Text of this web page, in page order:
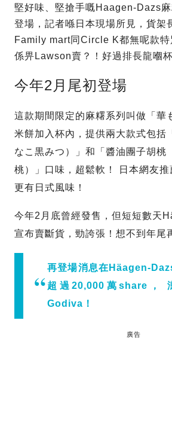
堅好味、堅搶手嘅Haagen-Dazs
登場，記者喺日本現場所見，貨架
Family mart同Circle K都無呢款特
係畀Lawson賣？！ 好過排長龍嗰
今年2月尾初登場
這款期間限定的麻糬系列叫做「華
米餅加入杯內，提供兩大款式包括
なこ黒みつ）」和「醬油團子胡桃
桃）」口味，超鬆軟！ 日本網友推
更有日式風味！
今年2月底曾經發售，但短短數天
宣布賣斷貨，勁誇張！想不到年尾
再登場消息在Häagen-
超過20,000萬share，
Godiva！
廣告